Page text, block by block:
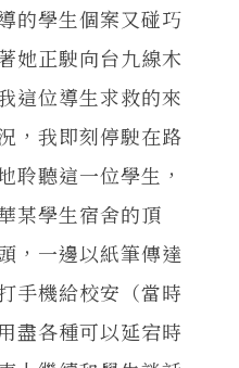
的學生個案又碰巧
她正駛向台九線木
這位導生求救的來
，我即刻停駛在路
聆聽這一位學生，
某學生宿舍的頂
，一邊以紙筆傳達
手機給校安（當時
盡各種可以延宕時